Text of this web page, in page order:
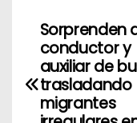
N
a
Sorprenden
conductor y
auxiliar de
trasladando
migrantes